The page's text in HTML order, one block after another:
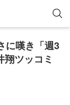
に嘆き「週3
翔ツッコミ